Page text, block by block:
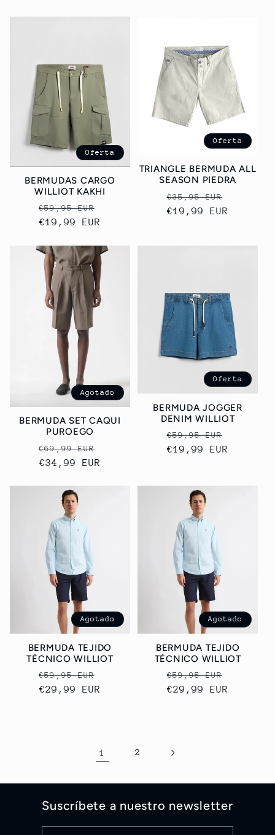
Oferta
BERMUDAS CARGO
WILLIOT KAKHI
Precio
habitual
€59,95 EUR
€19,99 EUR
Oferta
TRIANGLE BERMUDA ALL
SEASON PIEDRA
Precio
habitual
€35,95 EUR
€19,99 EUR
Agotado
BERMUDA SET CAQUI
PUROEGO
Precio
habitual
€69,99 EUR
€34,99 EUR
Oferta
BERMUDA JOGGER
DENIM WILLIOT
Precio
habitual
€59,95 EUR
€19,99 EUR
Agotado
BERMUDA TEJIDO
TÉCNICO WILLIOT
Precio
habitual
€59,95 EUR
€29,99 EUR
Agotado
BERMUDA TEJIDO
TÉCNICO WILLIOT
Precio
habitual
€59,95 EUR
€29,99 EUR
1 2
Suscríbete a nuestro newsletter